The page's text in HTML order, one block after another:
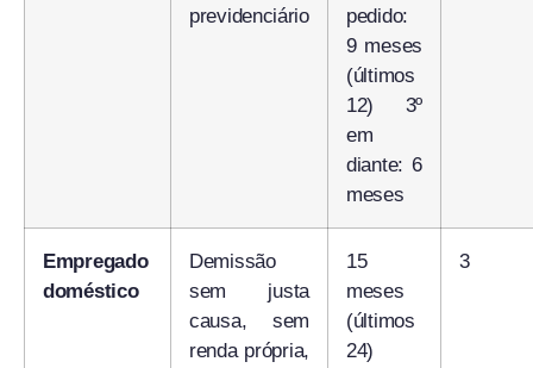
previdenciário
pedido:
9 meses
(últimos
12) 3º
em
diante: 6
meses
Empregado
doméstico
Demissão
sem justa
causa, sem
renda própria,
15
meses
(últimos
24)
3